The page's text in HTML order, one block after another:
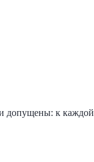
допущены: к каждой